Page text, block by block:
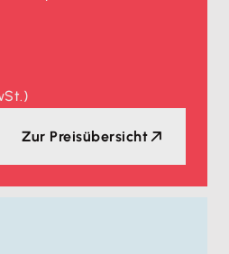
Zur Preisübersicht